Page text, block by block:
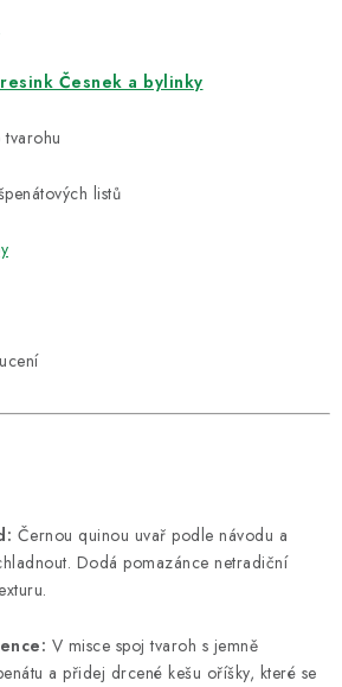
Kontakty
údajů
Česnek a bylinky
listů
Černou quinou uvař podle návodu a
Dodá pomazánce netradiční
V misce spoj tvaroh s jemně
a přidej drcené kešu oříšky, které se